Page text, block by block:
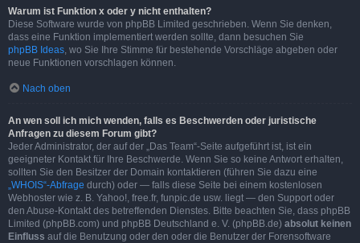
Warum ist Funktion x oder y nicht enthalten?
Diese Software wurde von phpBB Limited geschrieben. Wenn Sie denken,
dass eine Funktion implementiert werden sollte, dann besuchen Sie
phpBB Ideas, wo Sie Ihre Stimme für bestehende Vorschläge abgeben oder
neue Funktionen vorschlagen können.
Nach oben
An wen soll ich mich wenden, falls es Beschwerden oder juristische
Anfragen zu diesem Forum gibt?
Jeder Administrator, der auf der „Das Team“-Seite aufgeführt ist, ist ein
geeigneter Kontakt für Ihre Beschwerde. Wenn Sie so keine Antwort erhalten,
sollten Sie den Besitzer der Domain kontaktieren (führen Sie dazu eine
„WHOIS“-Abfrage durch) oder — falls diese Seite bei einem kostenlosen
Webhoster wie z. B. Yahoo!, free.fr, funpic.de usw. liegt — den Support oder
den Abuse-Kontakt des betreffenden Dienstes. Bitte beachten Sie, dass phpBB
Limited (phpBB.com) und phpBB Deutschland e. V. (phpBB.de) absolut keinen
Einfluss auf die Benutzung oder den oder die Benutzer der Forensoftware